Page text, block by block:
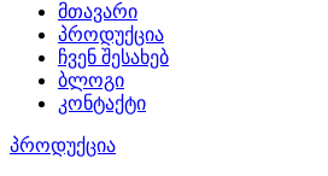
მთავარი
პროდუქცია
ჩვენ შესახებ
ბლოგი
კონტაქტი
პროდუქცია